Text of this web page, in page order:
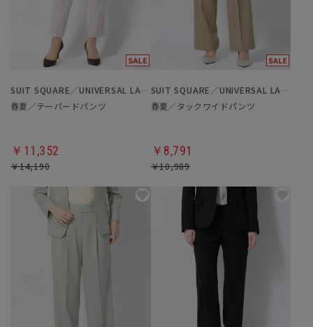
SUIT SQUARE／UNIVERSAL LANGUAGE／WHITE
春夏／テーパードパンツ
￥11,352
￥14,190
SUIT SQUARE／UNIVERSAL LANGUAGE／WHITE
春夏／タックワイドパンツ
￥8,791
￥10,989